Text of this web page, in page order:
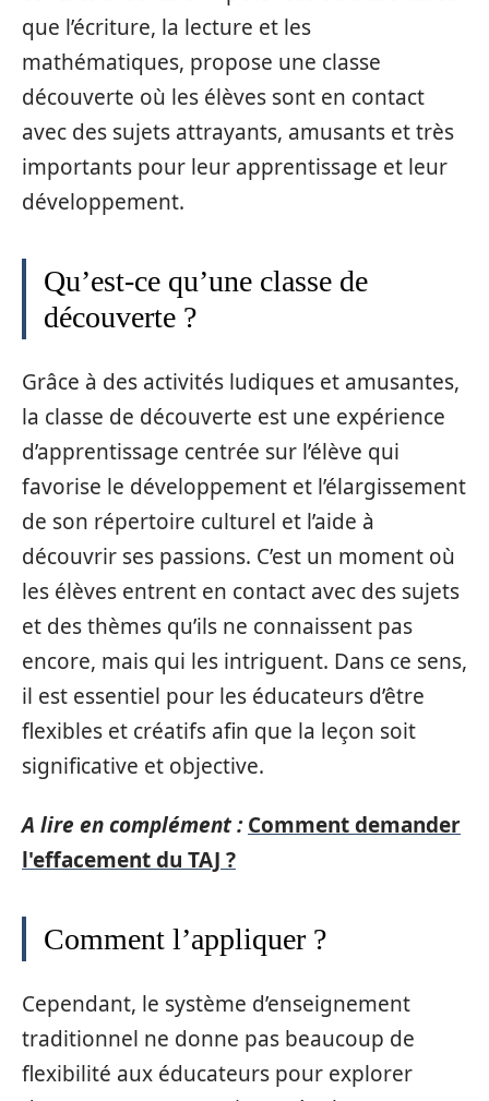
que l’écriture, la lecture et les
mathématiques, propose une classe
découverte où les élèves sont en contact
avec des sujets attrayants, amusants et très
importants pour leur apprentissage et leur
développement.
Qu’est-ce qu’une classe de
découverte ?
Grâce à des activités ludiques et amusantes,
la classe de découverte est une expérience
d’apprentissage centrée sur l’élève qui
favorise le développement et l’élargissement
de son répertoire culturel et l’aide à
découvrir ses passions. C’est un moment où
les élèves entrent en contact avec des sujets
et des thèmes qu’ils ne connaissent pas
encore, mais qui les intriguent. Dans ce sens,
il est essentiel pour les éducateurs d’être
flexibles et créatifs afin que la leçon soit
significative et objective.
A lire en complément : Comment demander
l'effacement du TAJ ?
Comment l’appliquer ?
Cependant, le système d’enseignement
traditionnel ne donne pas beaucoup de
flexibilité aux éducateurs pour explorer